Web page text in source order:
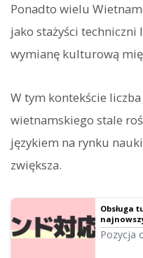
Ponadto wielu
jako stażyści
wymianę kulturową
W tym kontekście
wietnamskiego stale
językiem na rynku
zwiększa.
Obsługa
Pozycja